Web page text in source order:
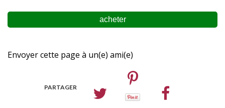
Envoyer cette page à un(e) ami(e)
PARTAGER